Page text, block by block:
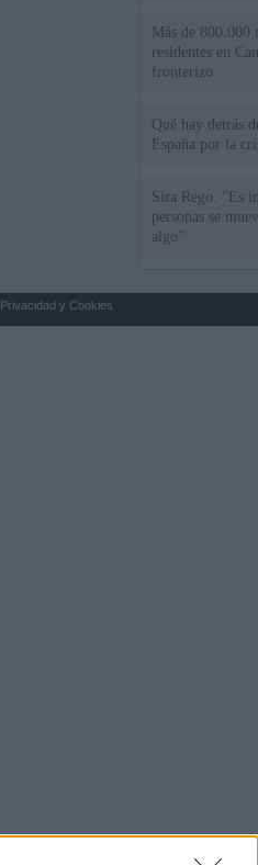
Más de 800.000
residentes en
fronterizo
Qué hay detrás
España por la
Sira Rego: "Es
personas se
algo"
Privacidad y Cookies